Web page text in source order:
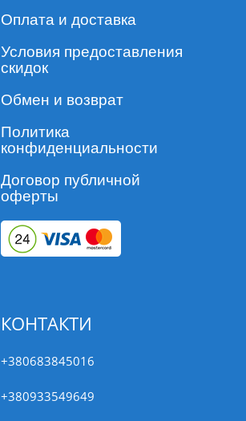
Оплата и доставка
Условия предоставления
скидок
Обмен и возврат
Политика
конфиденциальности
Договор публичной
оферты
КОНТАКТИ
+380683845016
+380933549649